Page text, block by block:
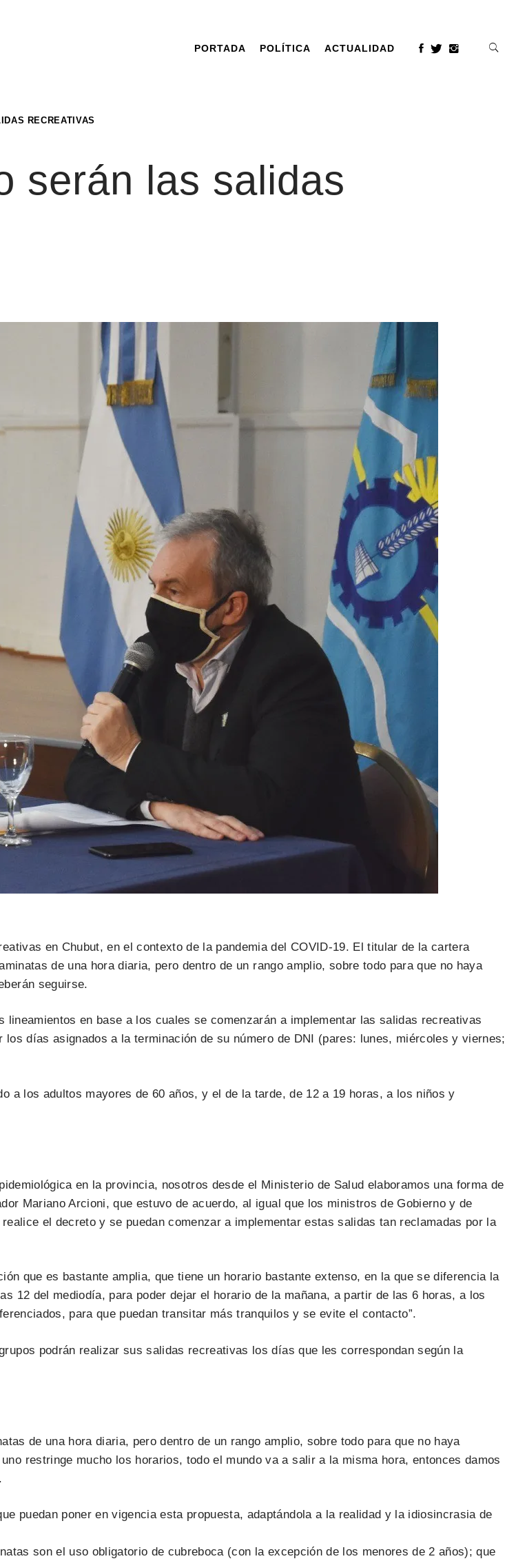
PORTADA POLÍTICA ACTUALIDAD
RECREATIVAS
serán las salidas
en Chubut, en el contexto de la pandemia del COVID-19. El titular de la cartera
de una hora diaria, pero dentro de un rango amplio, sobre todo para que no haya
seguirse.
en base a los cuales se comenzarán a implementar las salidas recreativas
días asignados a la terminación de su número de DNI (pares: lunes, miércoles y viernes;
a los adultos mayores de 60 años, y el de la tarde, de 12 a 19 horas, a los niños y
en la provincia, nosotros desde el Ministerio de Salud elaboramos una forma de
Mariano Arcioni, que estuvo de acuerdo, al igual que los ministros de Gobierno y de
el decreto y se puedan comenzar a implementar estas salidas tan reclamadas por la
que es bastante amplia, que tiene un horario bastante extenso, en la que se diferencia la
12 del mediodía, para poder dejar el horario de la mañana, a partir de las 6 horas, a los
para que puedan transitar más tranquilos y se evite el contacto”.
podrán realizar sus salidas recreativas los días que les correspondan según la
de una hora diaria, pero dentro de un rango amplio, sobre todo para que no haya
restringe mucho los horarios, todo el mundo va a salir a la misma hora, entonces damos
puedan poner en vigencia esta propuesta, adaptándola a la realidad y la idiosincrasia de
son el uso obligatorio de cubreboca (con la excepción de los menores de 2 años); que